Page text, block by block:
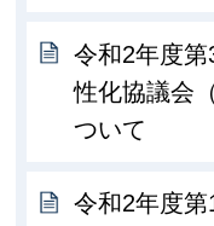
令和2年度
性化協議会
ついて
令和2年度